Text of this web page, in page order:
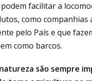
facilitar a
como companhias
pelo País e que
como barcos.
são sempre